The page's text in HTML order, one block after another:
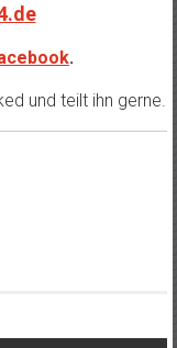
.
und teilt ihn gerne.